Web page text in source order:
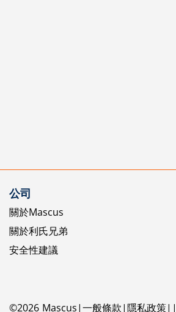
公司
關於Mascus
關於利氏兄弟
安全性建議
©2026 Mascus 一般條款 隱私政策